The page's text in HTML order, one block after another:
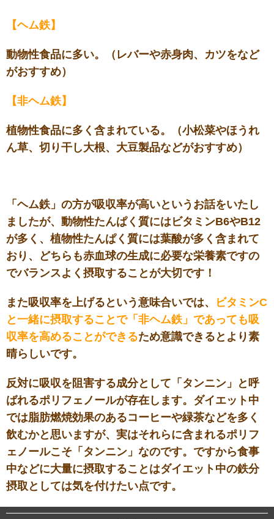
【ヘム鉄】
動物性食品に多い。（レバーや赤身肉、カツをなど
がおすすめ）
【非ヘム鉄】
植物性食品に多く含まれている。（小松菜やほうれ
ん草、切り干し大根、大豆製品などがおすすめ）
「ヘム鉄」の方が吸収率が高いというお話をいたし
ましたが、動物性たんぱく質にはビタミンB6やB12
が多く、植物性たんぱく質には葉酸が多く含まれて
おり、どちらも赤血球の生成に必要な栄養素ですの
でバランスよく摂取することが大切です！
また吸収率を上げるという意味合いでは、
ビタミンC
と一緒に摂取することで「非ヘム鉄」であっても吸
収率を高めることができるため意識できるとより素
晴らしいです。
反対に吸収を阻害する成分として「タンニン」と呼
ばれるポリフェノールが存在します。ダイエット中
では脂肪燃焼効果のあるコーヒーや緑茶などを多く
飲むかと思いますが、実はそれらに含まれるポリフ
ェノールこそ「タンニン」なのです。ですから食事
中などに大量に摂取することはダイエット中の鉄分
摂取としては気を付けたい点です。